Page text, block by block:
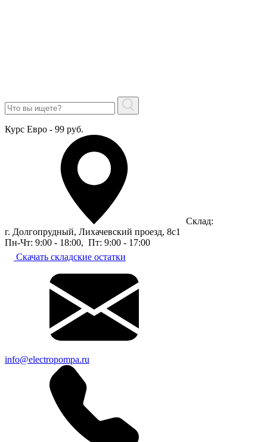
Курс Евро - 99 руб.
Склад:
г. Долгопрудный, Лихачевский проезд, 8c1
Пн-Чт: 9:00 - 18:00, Пт: 9:00 - 17:00
Скачать складские остатки
info@electropompa.ru